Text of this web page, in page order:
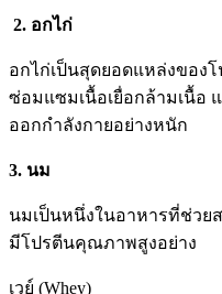
2. อกไก่
อกไก่เป็นสุดยอดแหล่งของ
ซ่อมแซมเนื้อเยื่อกล้ามเนื้อ
ออกกำลังกายอย่างหนัก
3. นม
นมเป็นหนึ่งในอาหารที่ช่วยส
มีโปรตีนคุณภาพสูงอย่าง
เวย์ (Whey)